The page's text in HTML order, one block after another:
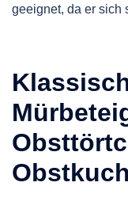
geeignet, da er sich